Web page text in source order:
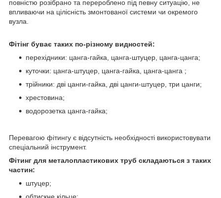
повністю розібрано та перероблено під певну ситуацію, не
впливаючи на цілісність змонтованої системи чи окремого
вузла.
Фітінг буває таких по-різному видностей:
перехідники: цанга-гайка, цанга-штуцер, цанга-цанга;
куточки: цанга-штуцер, цанга-гайка, цанга-цанга ;
трійники: дві цанги-гайка, дві цанги-штуцер, три цанги;
хрестовина;
водорозетка цанга-гайка;
Перевагою фітингу є відсутність необхідності використовувати
спеціальний інструмент.
Фітинг для металопластикових труб складаються з таких
частин:
штуцер;